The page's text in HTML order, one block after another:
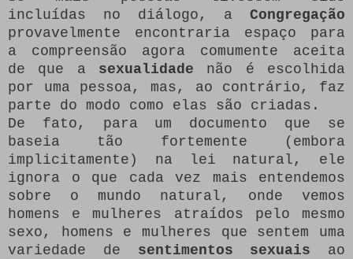
incluídas no diálogo, a Congregação
provavelmente encontraria espaço para
a compreensão agora comumente aceita
de que a sexualidade não é escolhida
por uma pessoa, mas, ao contrário, faz
parte do modo como elas são criadas.
De fato, para um documento que se
baseia tão fortemente (embora
implicitamente) na lei natural, ele
ignora o que cada vez mais entendemos
sobre o mundo natural, onde vemos
homens e mulheres atraídos pelo mesmo
sexo, homens e mulheres que sentem uma
variedade de sentimentos sexuais ao